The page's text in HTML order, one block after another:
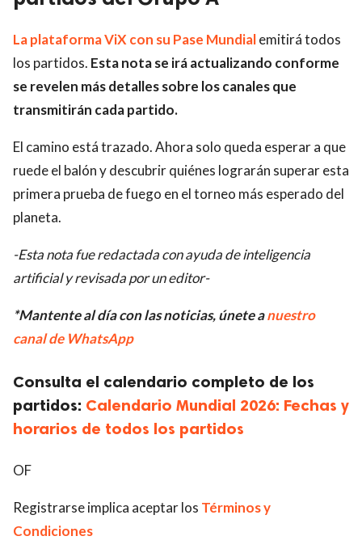
La plataforma ViX con su Pase Mundialemitirá todos
los partidos. Esta nota se irá actualizando conforme
se revelen más detalles sobre los canales que
transmitirán cada partido.
El camino está trazado. Ahora solo queda esperar a que
ruede el balón y descubrir quiénes lograrán superar esta
primera prueba de fuego en el torneo más esperado del
planeta.
-Esta nota fue redactada con ayuda de inteligencia
artificial y revisada por un editor-
*Mantente al día con las noticias, únete anuestro
canal de WhatsApp
Consulta el calendario completo de los
partidos: Calendario Mundial 2026: Fechas y
horarios de todos los partidos
OF
Registrarse implica aceptar los Términos y
Condiciones